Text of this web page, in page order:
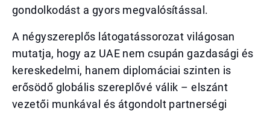
gondolkodást a gyors megvalósítással.
A négyszereplős látogatássorozat világosan
mutatja, hogy az UAE nem csupán gazdasági és
kereskedelmi, hanem diplomáciai szinten is
erősödő globális szereplővé válik – elszánt
vezetői munkával és átgondolt partnerségi